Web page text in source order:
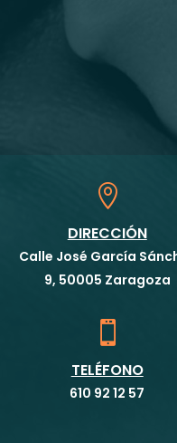

DIRECCIÓN
Calle José García
9, 50005 Zaragoza

TELÉFONO
610 92 12 57